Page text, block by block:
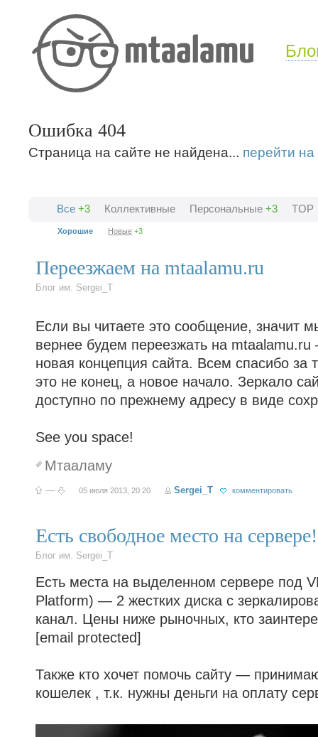
Ошибка 404
Страница на сайте не найдена... перейти
Все +3
Хорошие Новые +3
Коллективные Персональные +3 TOP
Переезжаем на mtaalamu.ru
Блог им. Sergei_T
Если вы читаете это сообщение, значит
вернее будем переезжать на
новая концепция сайта. Всем спасибо
это не конец, а новое начало. Зеркало
доступно по прежнему адресу в виде
See you space!
Мтааламу
— 05 июля 2013, 20:20 Sergei_T комментировать
Есть свободное место на сервере!
Блог им. Sergei_T
Есть места на выделенном сервере под
Platform) — 2 жестких диска с
канал. Цены ниже рыночных, кто
[email protected]
Также кто хочет помочь сайту —
кошелек , т.к. нужны деньги на оплату